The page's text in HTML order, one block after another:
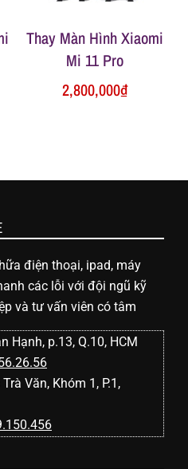
Thay Màn Hình Xiaomi
Mi 11 Pro
2,800,000₫
điện thoại, ipad, máy
các lỗi với đội ngũ kỹ
và tư vấn viên có tâm
Hạnh, p.13, Q.10, HCM
Văn, Khóm 1, P.1,